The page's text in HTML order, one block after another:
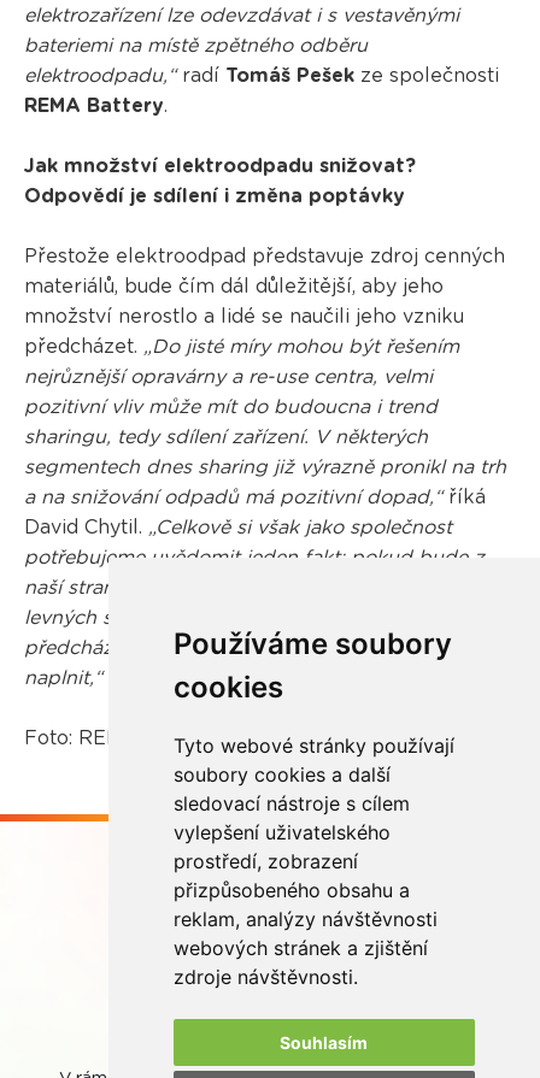
Používáme soubory
cookies
Tyto webové stránky používají
soubory cookies a další
sledovací nástroje s cílem
vylepšení uživatelského
prostředí, zobrazení
přizpůsobeného obsahu a
reklam, analýzy návštěvnosti
webových stránek a zjištění
zdroje návštěvnosti.
Souhlasím
elektrozařízení lze odevzdávat i s vestavěnými
bateriemi na místě zpětného odběru
elektroodpadu,“radí Tomáš Pešekze společnosti
REMA Battery.
Jak množství elektroodpadu snižovat?
Odpovědí je sdílení i změna poptávky
Přestože elektroodpad představuje zdroj cenných
materiálů, bude čím dál důležitější, aby jeho
množství nerostlo a lidé se naučili jeho vzniku
předcházet. „Do jisté míry mohou být řešením
nejrůznější opravárny a re-use centra, velmi
pozitivní vliv může mít do budoucna i trend
sharingu, tedy sdílení zařízení. V některých
segmentech dnes sharing již výrazně pronikl na trh
a na snižování odpadů má pozitivní dopad,“ říká
David Chytil. „Celkově si však jako společnost
potřebujeme uvědomit jeden fakt: pokud bude z
naší strany trvat celospolečenská poptávka po
levných spotřebičích, které jsou horší kvality, lze
předcházení vzniku elektroodpadu jen těžce
naplnit,“
uzavírá.
Foto: REMA Systém
Buďme ve spojení